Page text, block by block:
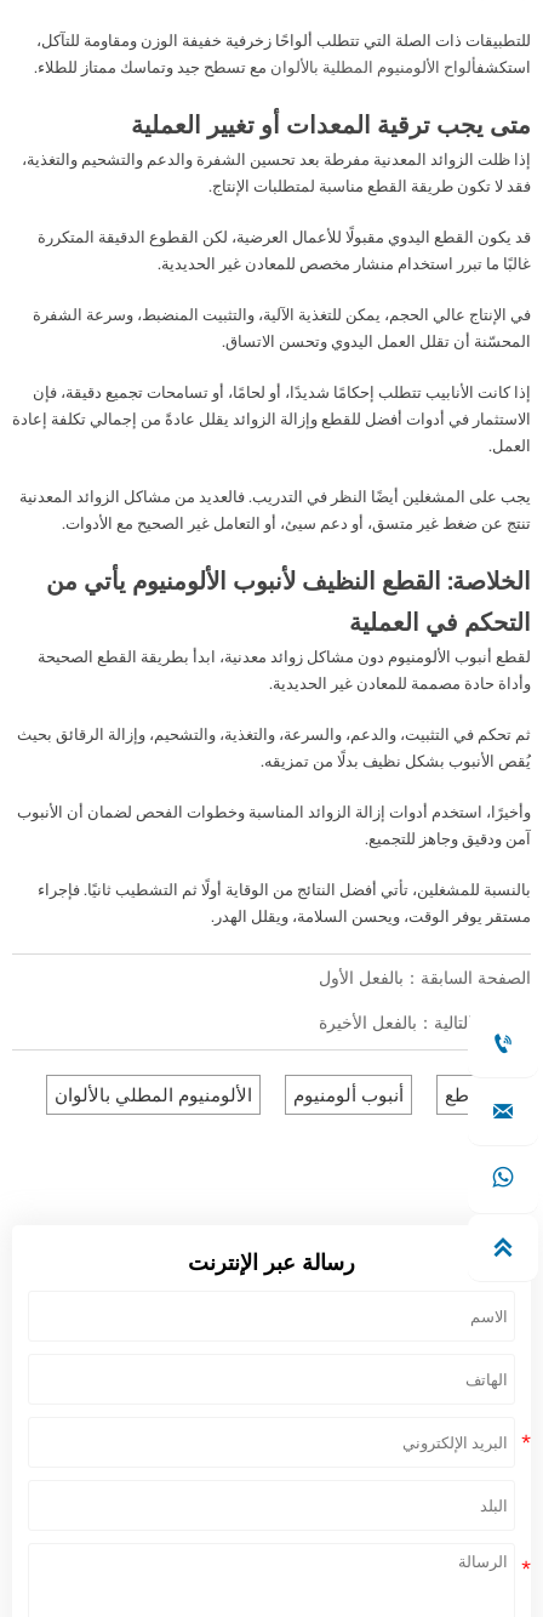
للتطبيقات ذات الصلة التي تتطلب ألواحًا زخرفية خفيفة الوزن ومقاومة للتآكل،
استكشفألواح الألومنيوم المطلية بالألوان مع تسطح جيد وتماسك ممتاز للطلاء.
متى يجب ترقية المعدات أو تغيير العملية
إذا ظلت الزوائد المعدنية مفرطة بعد تحسين الشفرة والدعم والتشحيم والتغذية،
فقد لا تكون طريقة القطع مناسبة لمتطلبات الإنتاج.
قد يكون القطع اليدوي مقبولًا للأعمال العرضية، لكن القطوع الدقيقة المتكررة
غالبًا ما تبرر استخدام منشار مخصص للمعادن غير الحديدية.
في الإنتاج عالي الحجم، يمكن للتغذية الآلية، والتثبيت المنضبط، وسرعة الشفرة
المحسّنة أن تقلل العمل اليدوي وتحسن الاتساق.
إذا كانت الأنابيب تتطلب إحكامًا شديدًا، أو لحامًا، أو تسامحات تجميع دقيقة، فإن
الاستثمار في أدوات أفضل للقطع وإزالة الزوائد يقلل عادةً من إجمالي تكلفة إعادة
العمل.
يجب على المشغلين أيضًا النظر في التدريب. فالعديد من مشاكل الزوائد المعدنية
تنتج عن ضغط غير متسق، أو دعم سيئ، أو التعامل غير الصحيح مع الأدوات.
الخلاصة: القطع النظيف لأنبوب الألومنيوم يأتي من
التحكم في العملية
لقطع أنبوب الألومنيوم دون مشاكل زوائد معدنية، ابدأ بطريقة القطع الصحيحة
وأداة حادة مصممة للمعادن غير الحديدية.
ثم تحكم في التثبيت، والدعم، والسرعة، والتغذية، والتشحيم، وإزالة الرقائق بحيث
يُقص الأنبوب بشكل نظيف بدلًا من تمزيقه.
وأخيرًا، استخدم أدوات إزالة الزوائد المناسبة وخطوات الفحص لضمان أن الأنبوب
آمن ودقيق وجاهز للتجميع.
بالنسبة للمشغلين، تأتي أفضل النتائج من الوقاية أولًا ثم التشطيب ثانيًا. فإجراء
مستقر يوفر الوقت، ويحسن السلامة، ويقلل الهدر.
الصفحة السابقة：بالفعل الأول
الصفحة التالية：بالفعل الأخيرة
المقاطع أنبوب ألومنيوم الألومنيوم المطلي بالألوان
رسالة عبر الإنترنت



